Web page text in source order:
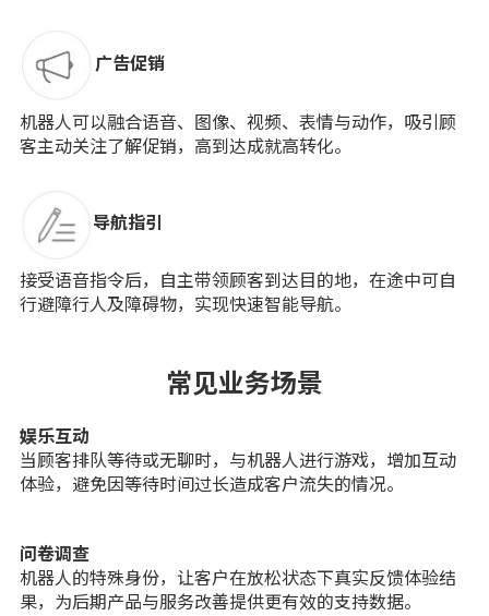
广告促销
机器人可以融合语音、图像、视频、表情与动作，吸引顾
客主动关注了解促销，高到达成就高转化。
导航指引
接受语音指令后，自主带领顾客到达目的地，在途中可自
行避障行人及障碍物，实现快速智能导航。
常见业务场景
娱乐互动
当顾客排队等待或无聊时，与机器人进行游戏，增加互动
体验，避免因等待时间过长造成客户流失的情况。
问卷调查
机器人的特殊身份，让客户在放松状态下真实反馈体验结
果，为后期产品与服务改善提供更有效的支持数据。